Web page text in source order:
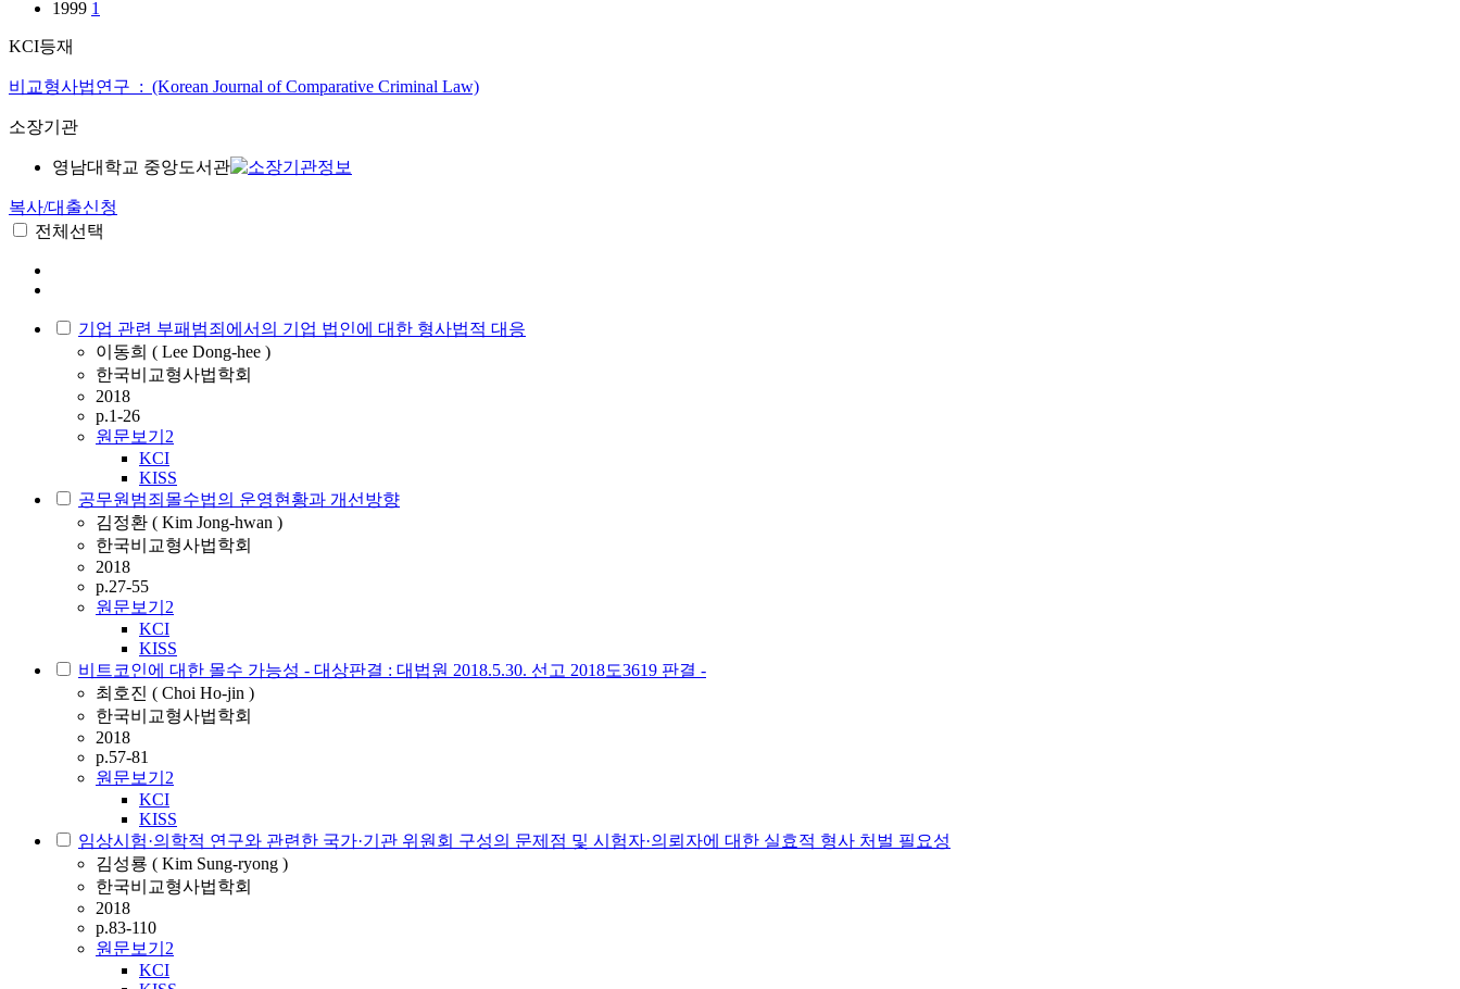
1999 1
KCI등재
비교형사법연구 : (Korean Journal of Comparative Criminal Law)
소장기관
영남대학교 중앙도서관
복사/대출신청
전체선택
기업 관련 부패범죄에서의 기업 법인에 대한 형사법적 대응
이동희 ( Lee Dong-hee )
한국비교형사법학회
2018
p.1-26
원문보기 2
KCI
KISS
공무원범죄몰수법의 운영현황과 개선방향
김정환 ( Kim Jong-hwan )
한국비교형사법학회
2018
p.27-55
원문보기 2
KCI
KISS
비트코인에 대한 몰수 가능성 - 대상판결 : 대법원 2018.5.30. 선고 2018도3619 판결 -
최호진 ( Choi Ho-jin )
한국비교형사법학회
2018
p.57-81
원문보기 2
KCI
KISS
임상시험·의학적 연구와 관련한 국가·기관 위원회 구성의 문제점 및 시험자·의뢰자에 대한 실효적 형사 처벌 필요성
김성룡 ( Kim Sung-ryong )
한국비교형사법학회
2018
p.83-110
원문보기 2
KCI